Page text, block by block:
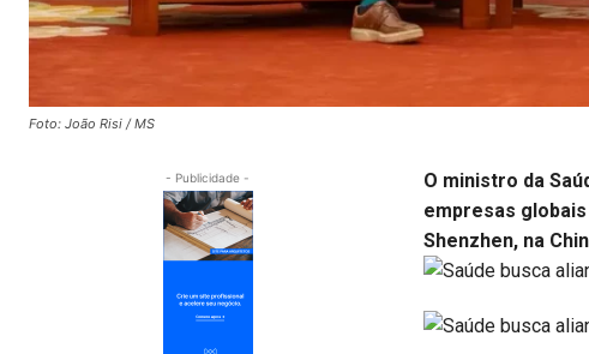
Foto: João Risi / MS
- Publicidade -
O ministro da
empresas
Shenzhen, na